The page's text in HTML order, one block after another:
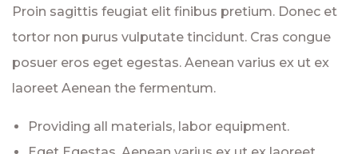
Proin sagittis feugiat elit finibus pretium. Donec et
tortor non purus vulputate tincidunt. Cras congue
posuer eros eget egestas. Aenean varius ex ut ex
laoreet Aenean the fermentum.
Providing all materials, labor equipment.